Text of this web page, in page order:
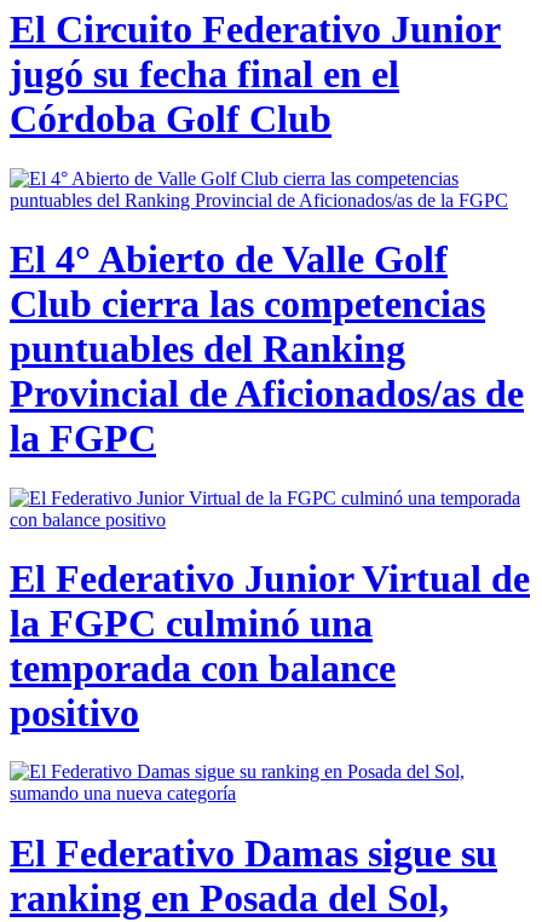
El Circuito Federativo Junior
jugó su fecha final en el
Córdoba Golf Club
El 4° Abierto de Valle Golf
Club cierra las competencias
puntuables del Ranking
Provincial de Aficionados/as de
la FGPC
El Federativo Junior Virtual de
la FGPC culminó una
temporada con balance
positivo
El Federativo Damas sigue su
ranking en Posada del Sol,